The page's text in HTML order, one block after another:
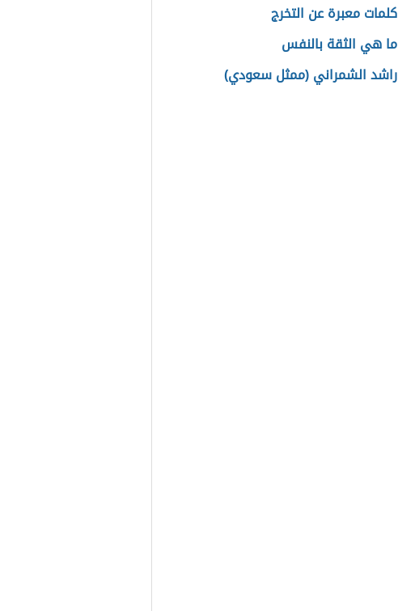
كلمات معبرة عن التخرج
ما هي الثقة بالنفس
راشد الشمراني (ممثل سعودي)